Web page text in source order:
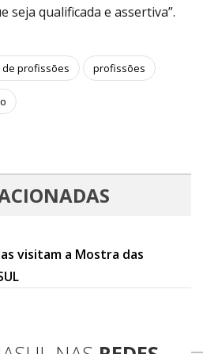
seja qualificada e assertiva”.
profissões profissões
visitam a Mostra das